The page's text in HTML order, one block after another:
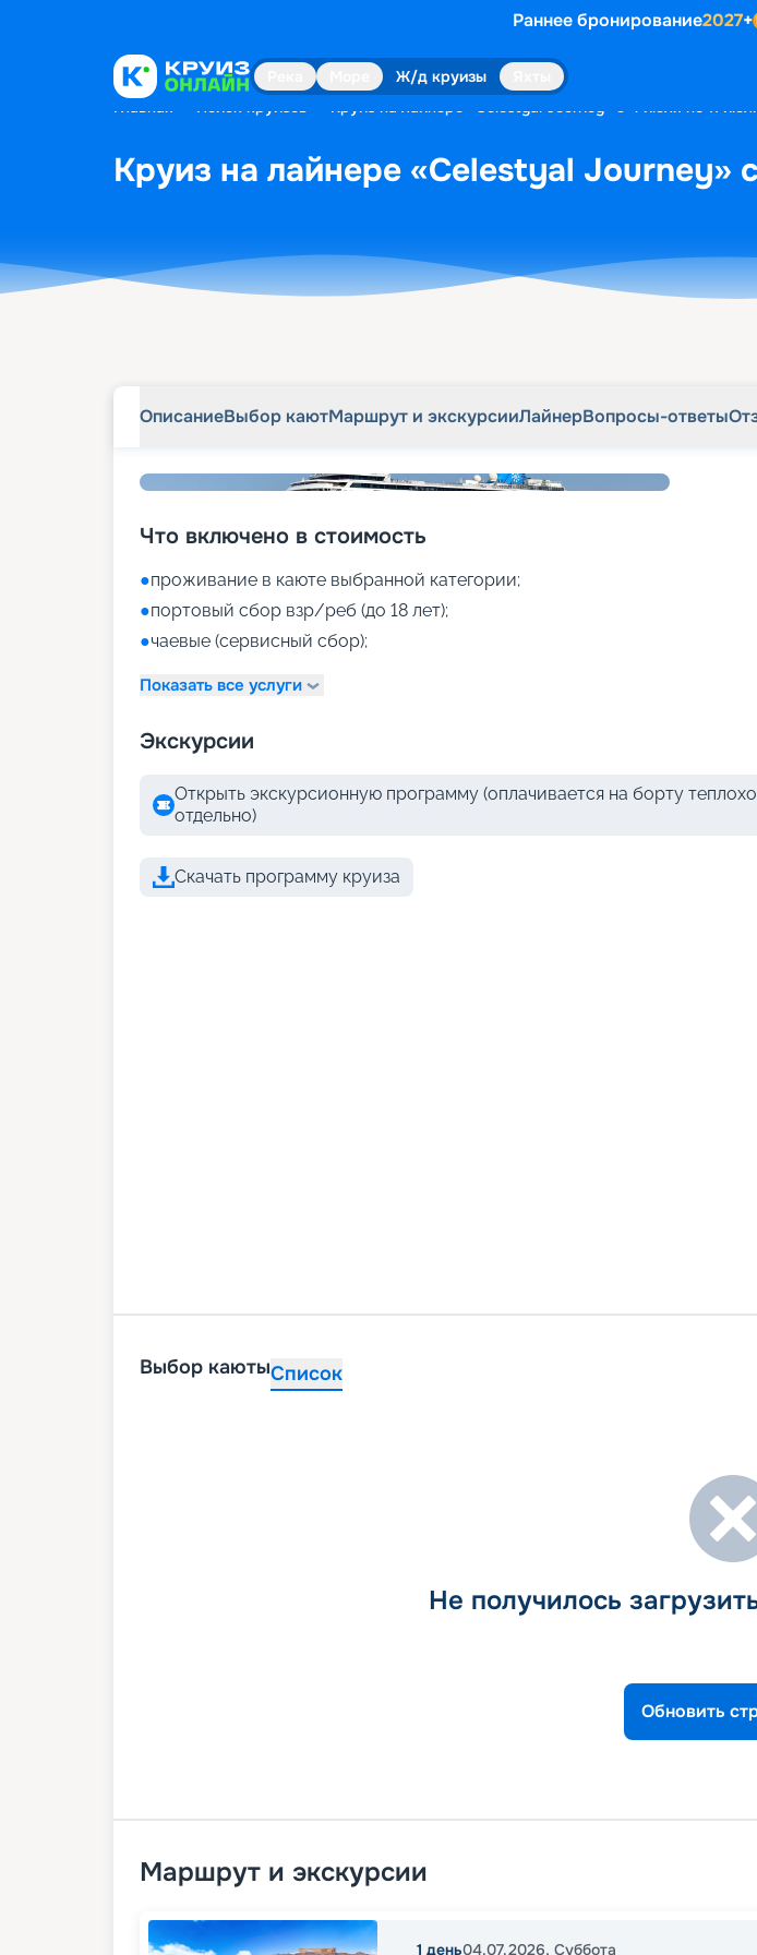
Раннее бронирование2027+
Ж/д круизы
Главная Поиск круизов Круиз на лайнере «Celestyal Journey» с 4 июля по 11
Круиз на лайнере «Celestyal Journey»
ОписаниеВыбор каютМаршрут и экскурсииЛайнерВопросы-ответы
Что включено в стоимость
●проживание в каюте выбранной категории;
●портовый сбор взр/реб (до 18 лет);
●чаевые (сервисный сбор);
Показать все услуги
Экскурсии
Открыть экскурсионную программу (оплачивается на борту
отдельно)
Скачать программу круиза
Выбор каютыСписок
Не получилось
Обновить
Маршрут и экскурсии
1 день04.07.2026, Суббота